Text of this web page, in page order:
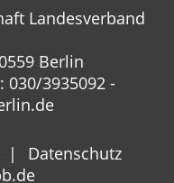
Landesverband
Berlin
030/3935092 -
Datenschutz